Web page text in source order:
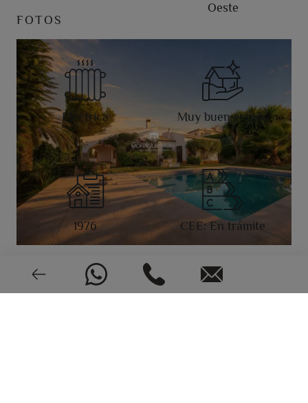
Oeste
Eléctrica Muy buen estado
1976 CEE: En trámite
FOTOS